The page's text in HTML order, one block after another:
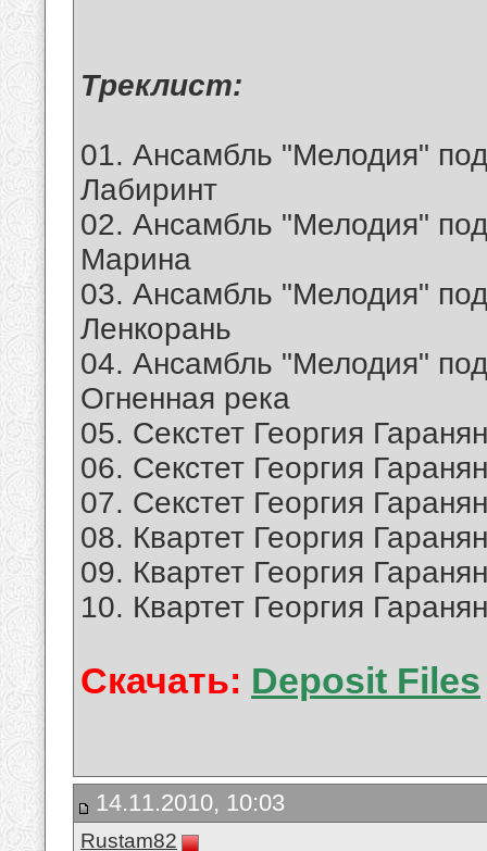
Tреклист:
01. Ансамбль "Мелодия"
Лабиринт
02. Ансамбль "Мелодия"
Марина
03. Ансамбль "Мелодия"
Ленкорань
04. Ансамбль "Мелодия"
Огненная река
05. Секстет Георгия
06. Секстет Георгия
07. Секстет Георгия
08. Квартет Георгия
09. Квартет Георгия
10. Квартет Георгия
Скачать: Deposit Files
14.11.2010, 10:03
Rustam82